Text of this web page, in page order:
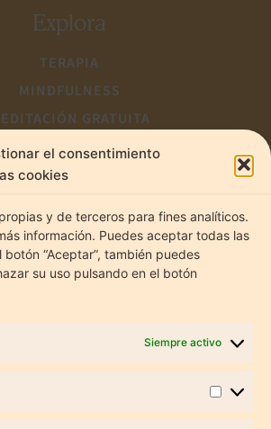
el consentimiento
cookies
y de terceros para fines analíticos.
información. Puedes aceptar todas las
“Aceptar”, también puedes
su uso pulsando en el botón
Siempre activo
Explora
TERAPIA
MINDFULNESS
GRATUITA
CONTACTO
@lume.psicologia_